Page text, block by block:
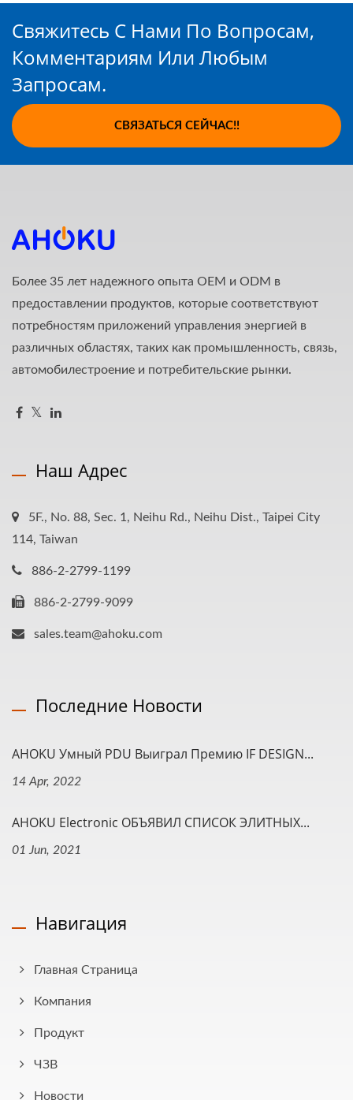
Свяжитесь С Нами По Вопросам,
Комментариям Или Любым
Запросам.
СВЯЗАТЬСЯ СЕЙЧАС!!
Более 35 лет надежного опыта OEM и ODM в
предоставлении продуктов, которые соответствуют
потребностям приложений управления энергией в
различных областях, таких как промышленность, связь,
автомобилестроение и потребительские рынки.
Наш Адрес
5F., No. 88, Sec. 1, Neihu Rd., Neihu Dist., Taipei City
114, Taiwan
886-2-2799-1199
886-2-2799-9099
sales.team@ahoku.com
Последние Новости
AHOKU Умный PDU Выиграл Премию IF DESIGN...
14 Apr, 2022
AHOKU Electronic ОБЪЯВИЛ СПИСОК ЭЛИТНЫХ...
01 Jun, 2021
Навигация
Главная Страница
Компания
Продукт
ЧЗВ
Новости